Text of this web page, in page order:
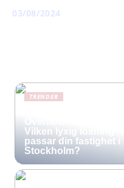
03/08/2024
TRENDER
Vilken lyxig lösning
passar din fastighet i
Stockholm?